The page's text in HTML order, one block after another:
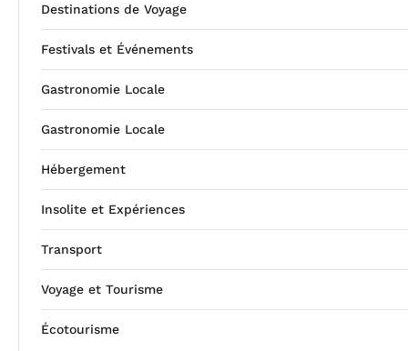
Destinations de Voyage
Festivals et Événements
Gastronomie Locale
Gastronomie Locale
Hébergement
Insolite et Expériences
Transport
Voyage et Tourisme
Écotourisme